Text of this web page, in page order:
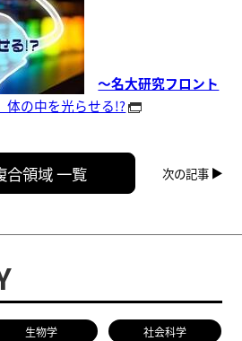
～名大研究フロント
体の中を光らせる!?
合領域 一覧 次の記事
生物学 社会科学